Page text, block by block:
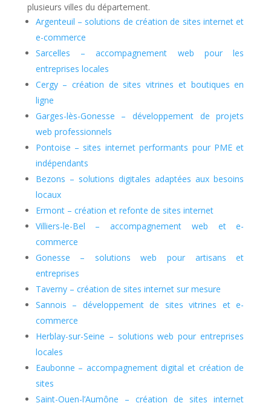
plusieurs villes du département.
Argenteuil – solutions de création de sites internet et
e-commerce
Sarcelles – accompagnement web pour les
entreprises locales
Cergy – création de sites vitrines et boutiques en
ligne
Garges-lès-Gonesse – développement de projets
web professionnels
Pontoise – sites internet performants pour PME et
indépendants
Bezons – solutions digitales adaptées aux besoins
locaux
Ermont – création et refonte de sites internet
Villiers-le-Bel – accompagnement web et e-
commerce
Gonesse – solutions web pour artisans et
entreprises
Taverny – création de sites internet sur mesure
Sannois – développement de sites vitrines et e-
commerce
Herblay-sur-Seine – solutions web pour entreprises
locales
Eaubonne – accompagnement digital et création de
sites
Saint-Ouen-l’Aumône – création de sites internet